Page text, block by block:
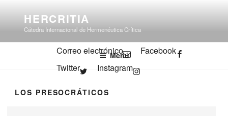
contenido
HERCRITIA
Cátedra Internacional de Hermenéutica Crítica
Menú
LOS PRESOCRÁTICOS
Correo electrónico
Facebook
Twitter
Instagram